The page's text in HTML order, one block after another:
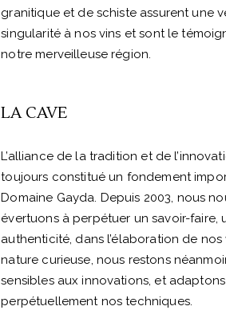
granitique et de schiste assurent une
singularité à nos vins et sont le
notre merveilleuse région.
LA CAVE
L’alliance de la tradition et de
toujours constitué un fondement
Domaine Gayda. Depuis 2003, nous
évertuons à perpétuer un savoir-faire,
authenticité, dans l’élaboration de nos
nature curieuse, nous restons
sensibles aux innovations, et adaptons
perpétuellement nos techniques.